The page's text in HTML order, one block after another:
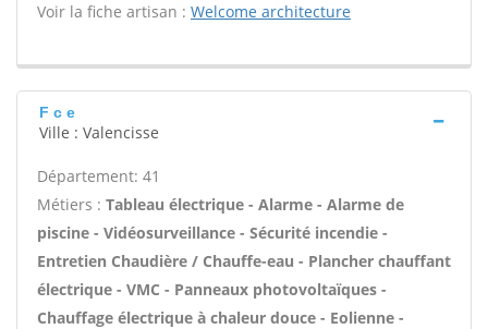
Voir la fiche artisan : Welcome architecture
F c e
Ville : Valencisse
Département: 41
Métiers : Tableau électrique - Alarme - Alarme de
piscine - Vidéosurveillance - Sécurité incendie -
Entretien Chaudière / Chauffe-eau - Plancher chauffant
électrique - VMC - Panneaux photovoltaïques -
Chauffage électrique à chaleur douce - Eolienne -